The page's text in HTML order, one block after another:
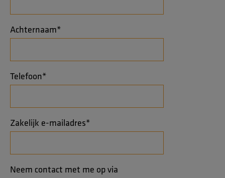
Achternaam*
Telefoon*
Zakelijk e-mailadres*
Neem contact met me op via